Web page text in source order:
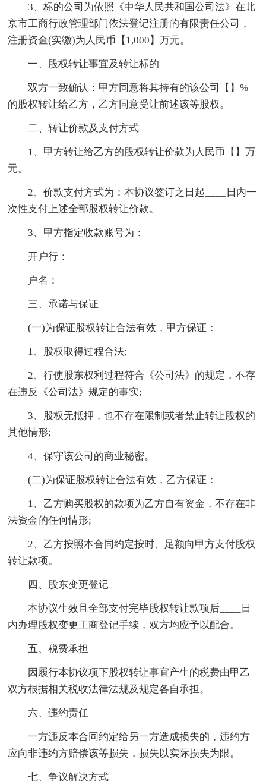
3、标的公司为依照《中华人民共和国公司法》在北
京市工商行政管理部门依法登记注册的有限责任公司，
注册资金(实缴)为人民币【1,000】万元。
一、股权转让事宜及转让标的
双方一致确认：甲方同意将其持有的该公司【】%
的股权转让给乙方，乙方同意受让前述该等股权。
二、转让价款及支付方式
1、甲方转让给乙方的股权转让价款为人民币【】万
元。
2、价款支付方式为：本协议签订之日起____日内一
次性支付上述全部股权转让价款。
3、甲方指定收款账号为：
开户行：
户名：
三、承诺与保证
(一)为保证股权转让合法有效，甲方保证：
1、股权取得过程合法;
2、行使股东权利过程符合《公司法》的规定，不存
在违反《公司法》规定的事实;
3、股权无抵押，也不存在限制或者禁止转让股权的
其他情形;
4、保守该公司的商业秘密。
(二)为保证股权转让合法有效，乙方保证：
1、乙方购买股权的款项为乙方自有资金，不存在非
法资金的任何情形;
2、乙方按照本合同约定按时、足额向甲方支付股权
转让款项。
四、股东变更登记
本协议生效且全部支付完毕股权转让款项后____日
内办理股权变更工商登记手续，双方均应予以配合。
五、税费承担
因履行本协议项下股权转让事宜产生的税费由甲乙
双方根据相关税收法律法规及规定各自承担。
六、违约责任
一方违反本合同约定给另一方造成损失的，违约方
应向非违约方赔偿该等损失，损失以实际损失为限。
七、争议解决方式